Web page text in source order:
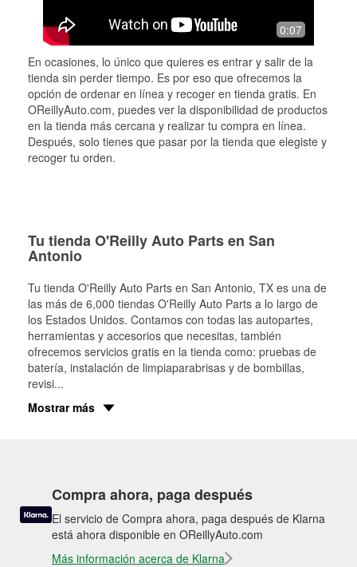
0:07
En ocasiones, lo único que quieres es entrar y salir de la
tienda sin perder tiempo. Es por eso que ofrecemos la
opción de ordenar en línea y recoger en tienda gratis. En
OReillyAuto.com, puedes ver la disponibilidad de productos
en la tienda más cercana y realizar tu compra en línea.
Después, solo tienes que pasar por la tienda que elegiste y
recoger tu orden.
Tu tienda O'Reilly Auto Parts en San
Antonio
Tu tienda O'Reilly Auto Parts en San Antonio, TX es una de
las más de 6,000 tiendas O'Reilly Auto Parts a lo largo de
los Estados Unidos. Contamos con todas las autopartes,
herramientas y accesorios que necesitas, también
ofrecemos servicios gratis en la tienda como: pruebas de
batería, instalación de limpiaparabrisas y de bombillas,
revisi...
Mostrar más
Compra ahora, paga después
El servicio de Compra ahora, paga después de Klarna
está ahora disponible en OReillyAuto.com
Más información acerca de Klarna